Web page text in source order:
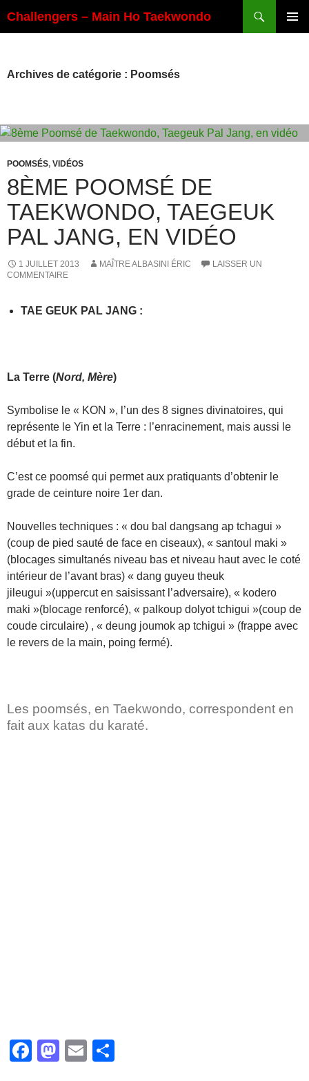
au
Challengers – Main Ho Taekwondo
Archives de catégorie : Poomsés
POOMSÉS, VIDÉOS
8ÈME POOMSÉ DE
TAEKWONDO, TAEGEUK
PAL JANG, EN VIDÉO
1 JUILLET 2013 MAÎTRE ALBASINI ÉRIC
LAISSER UN
COMMENTAIRE
TAE GEUK PAL JANG :
La Terre (Nord, Mère)
Symbolise le « KON », l’un des 8 signes divinatoires, qui
représente le Yin et la Terre : l’enracinement, mais aussi le
début et la fin.
C’est ce poomsé qui permet aux pratiquants d’obtenir le
grade de ceinture noire 1er dan.
Nouvelles techniques : « dou bal dangsang ap tchagui »
(coup de pied sauté de face en ciseaux), « santoul maki »
(blocages simultanés niveau bas et niveau haut avec le coté
intérieur de l’avant bras) « dang guyeu theuk
jileugui »(uppercut en saisissant l’adversaire), « kodero
maki »(blocage renforcé), « palkoup dolyot tchigui »(coup de
coude circulaire) , « deung joumok ap tchigui » (frappe avec
le revers de la main, poing fermé).
Les poomsés, en Taekwondo, correspondent en
fait aux katas du karaté.
F
M
E